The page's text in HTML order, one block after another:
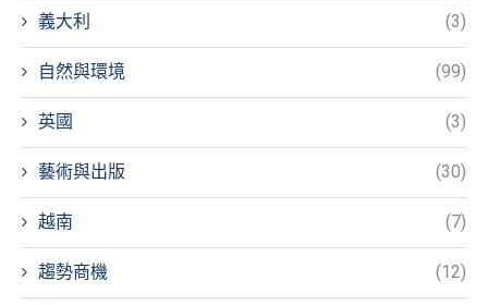
義大利 (3)
自然與環境 (99)
英國 (3)
藝術與出版 (30)
越南 (7)
趨勢商機 (12)